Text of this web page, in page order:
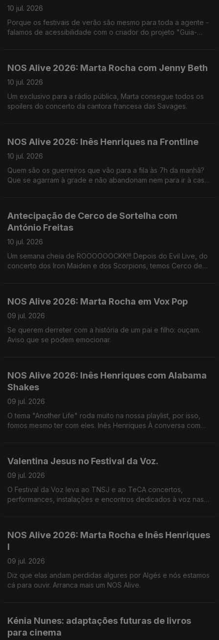
10 jul. 2026
Porque os festivais de verão são mesmo para toda a agente -
falamos de acessibilidade com o criador do projeto "Guia-
NOS Alive 2026: Marta Rocha com Jenny Beth
10 jul. 2026
Um exclusivo para a rádio pública, Marta consegue todos os
spoilers do concerto da cantora francesa das Savages.
NOS Alive 2026: Inês Henriques na Frontline
10 jul. 2026
Quem são os guerreiros que vão para a fila às 7h da manhã?
Que se agarram à grade e não abandonam nem para ir à casa
Antecipação de Cerco de Sortelha com
António Freitas
10 jul. 2026
Um semana cheia de ROOOOOOCKK!!! Depois do Evil Live, do
concerto dos Iron Maiden e dos Scorpions, temos Cerco de
NOS Alive 2026: Marta Rocha em Vox Pop
09 jul. 2026
Se querem derreter com a história de um pai e filho: ouçam.
Aviso que se podem emocionar.
NOS Alive 2026: Inês Henriques com Alabama
Shakes
09 jul. 2026
O tema "Another Life" roda muito na nossa playlist, por isso,
fomos mesmo ter com eles. Inês Henriques À conversa com
Valentina Jesus no Festival da Voz.
09 jul. 2026
O Festival da Voz leva ao TNSJ e ao TeCA concertos,
performances, instalações e encontros dedicados à voz nas
NOS Alive 2026: Marta Rocha e Inês Henriques
I
09 jul. 2026
Diz que elas andam perdidas algures por Algés e nós estamos
cá para ouvir. Arranca mais um NOS Alive.
Kénia Nunes: adaptações futuras de livros
para cinema